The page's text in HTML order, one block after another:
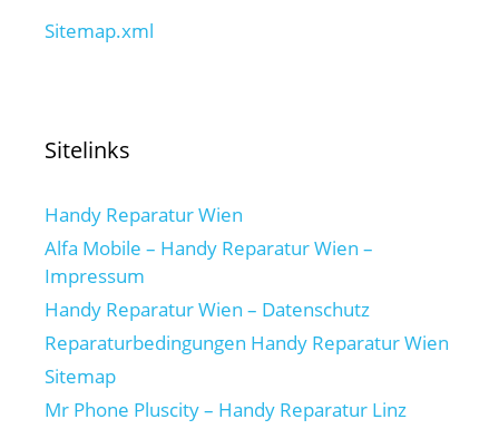
Sitemap.xml
Sitelinks
Handy Reparatur Wien
Alfa Mobile – Handy Reparatur Wien –
Impressum
Handy Reparatur Wien – Datenschutz
Reparaturbedingungen Handy Reparatur Wien
Sitemap
Mr Phone Pluscity – Handy Reparatur Linz